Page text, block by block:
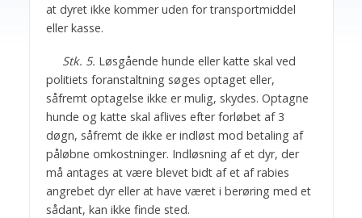
at dyret ikke kommer uden for transportmiddel
eller kasse.
Stk. 5. Løsgående hunde eller katte skal ved
politiets foranstaltning søges optaget eller,
såfremt optagelse ikke er mulig, skydes. Optagne
hunde og katte skal aflives efter forløbet af 3
døgn, såfremt de ikke er indløst mod betaling af
påløbne omkostninger. Indløsning af et dyr, der
må antages at være blevet bidt af et af rabies
angrebet dyr eller at have været i berøring med et
sådant, kan ikke finde sted.